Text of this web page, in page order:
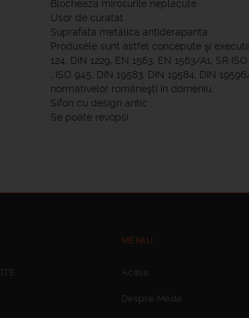
Blocheaza mirosurile neplacute
Usor de curatat
Suprafata metalica antiderapanta
Produsele sunt astfel concepute şi
124, DIN 1229, EN 1563, EN 1563/A1, SR ISO
, ISO 945, DIN 19583, DIN 19584, DIN
normativelor româneşti în domeniu.
Sifon cu design antic .
Se poate revopsi .
MENIU
Acasa
Despre Meda